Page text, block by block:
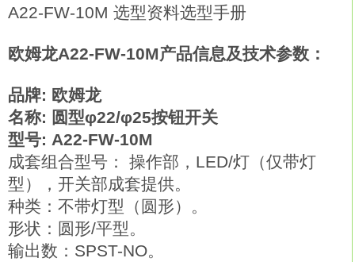
A22-FW-10M 选型资料选型手册
欧姆龙A22-FW-10M产品信息及技术参数：
品牌: 欧姆龙
名称: 圆型φ22/φ25按钮开关
型号: A22-FW-10M
成套组合型号： 操作部，LED/灯（仅带灯
型），开关部成套提供。
种类：不带灯型（圆形）。
形状：圆形/平型。
输出数：SPST-NO。